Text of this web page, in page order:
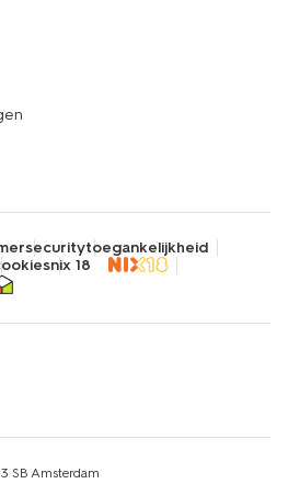
securitytoegankelijkheid
nix 18
SB Amsterdam